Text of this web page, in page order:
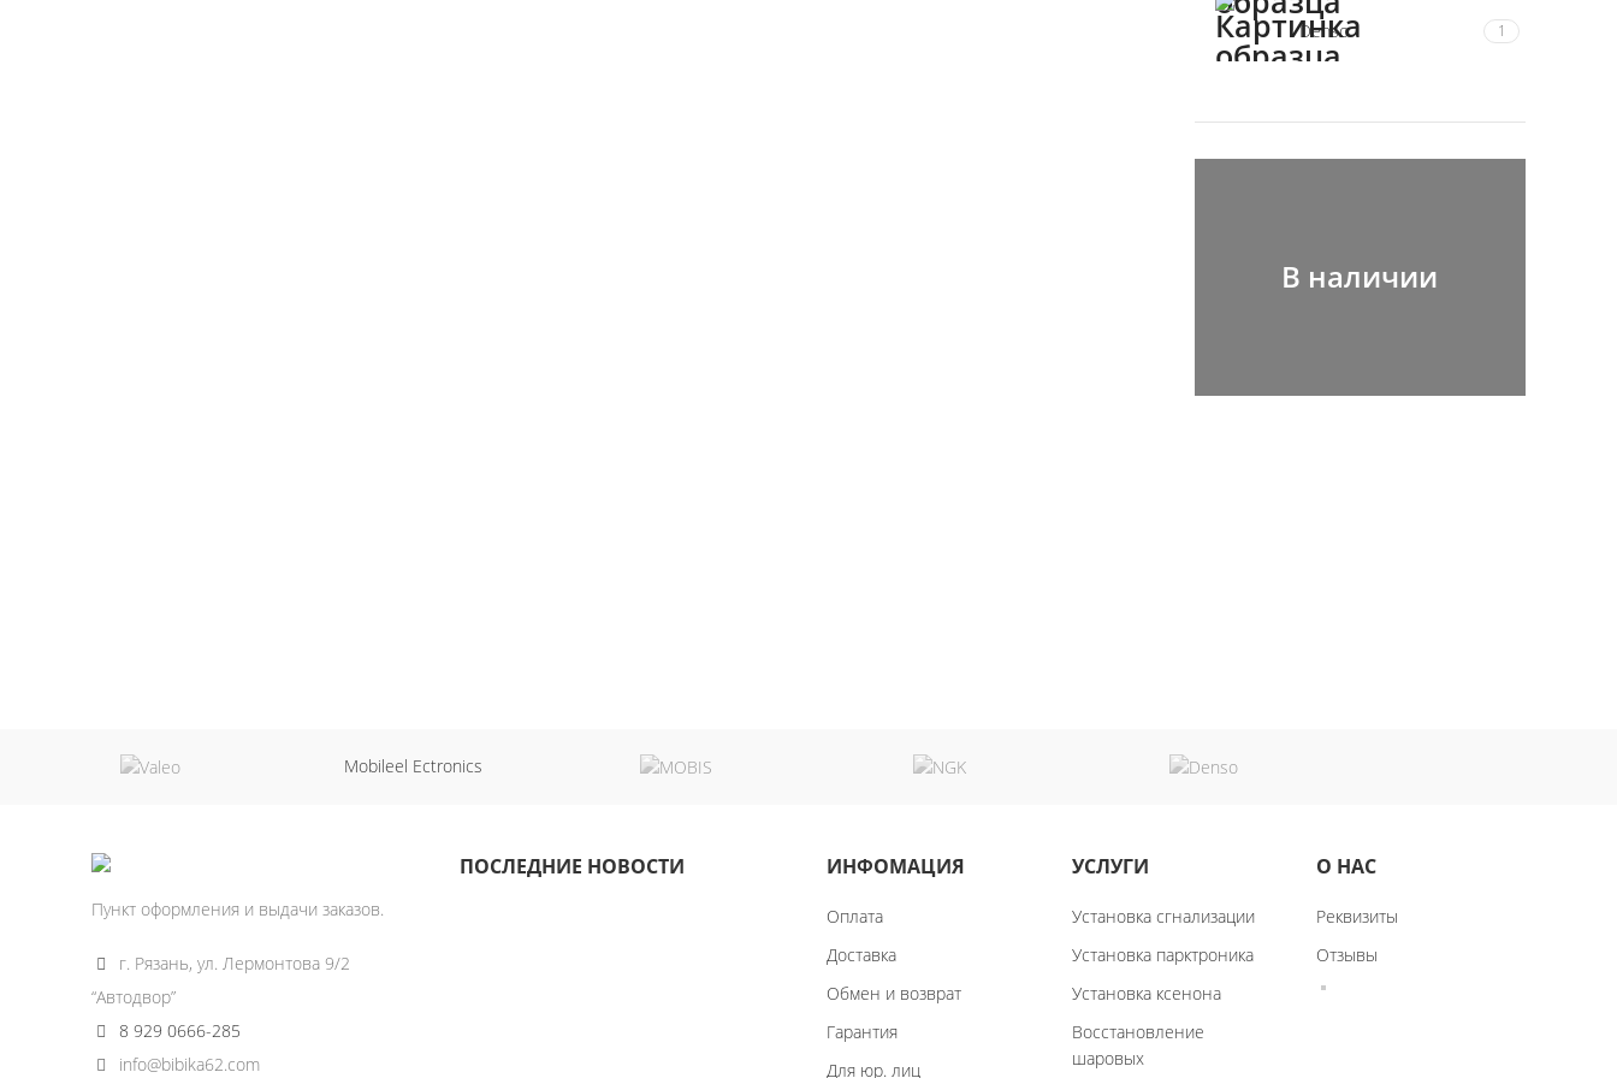
Denso 1
В наличии
Mobileel Ectronics
Пункт оформления и выдачи заказов.
г. Рязань, ул. Лермонтова 9/2
“Автодвор”
8 929 0666-285
info@bibika62.com
ПОСЛЕДНИЕ НОВОСТИ ИНФОМАЦИЯ
Оплата
Доставка
Обмен и возврат
Гарантия
Для юр. лиц
УСЛУГИ
Установка сгнализации
Установка парктроника
Установка ксенона
Восстановление
шаровых
О НАС
Реквизиты
Отзывы